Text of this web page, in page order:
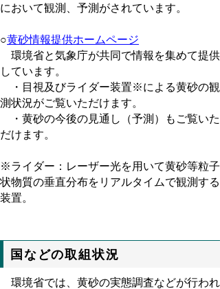
において観測、予測がされています。
○黄砂情報提供ホームページ
環境省と気象庁が共同で情報を集めて提供
しています。
・目視及びライダー装置※による黄砂の観
測状況がご覧いただけます。
・黄砂の今後の見通し（予測）もご覧いた
だけます。
※ライダー：レーザー光を用いて黄砂等粒子
状物質の垂直分布をリアルタイムで観測する
装置。
国などの取組状況
環境省では、黄砂の実態調査などが行われ